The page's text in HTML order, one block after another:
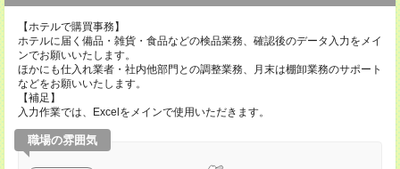
【ホテルで購買事務】
ホテルに届く備品・雑貨・食品などの検品業務、確認後のデータ入力をメイ
ンでお願いいたします。
ほかにも仕入れ業者・社内他部門との調整業務、月末は棚卸業務のサポート
などをお願いいたします。
【補足】
入力作業では、Excelをメインで使用いただきます。
職場の雰囲気